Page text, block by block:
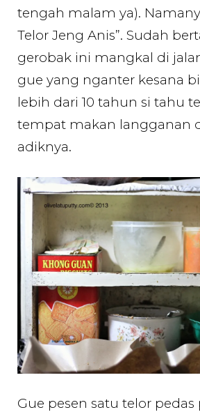
tengah malam ya).
Telor Jeng Anis”. Sudah
gerobak ini mangkal di
gue yang nganter kesana
lebih dari 10 tahun si tahu
tempat makan langganan
adiknya.
Gue pesen satu telor pedas